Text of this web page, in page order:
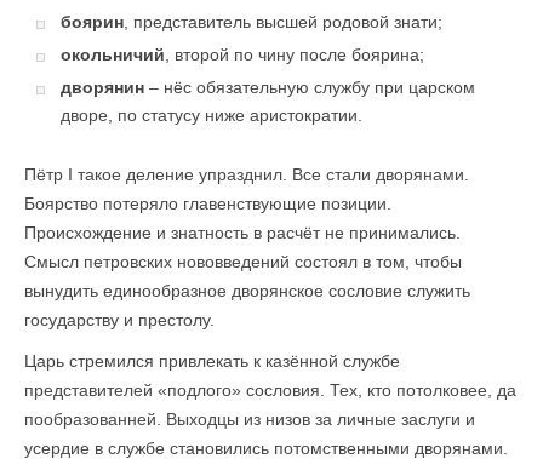
боярин, представитель высшей родовой знати;
окольничий, второй по чину после боярина;
дворянин – нёс обязательную службу при царском
дворе, по статусу ниже аристократии.
Пётр I такое деление упразднил. Все стали дворянами.
Боярство потеряло главенствующие позиции.
Происхождение и знатность в расчёт не принимались.
Смысл петровских нововведений состоял в том, чтобы
вынудить единообразное дворянское сословие служить
государству и престолу.
Царь стремился привлекать к казённой службе
представителей «подлого» сословия. Тех, кто потолковее, да
пообразованней. Выходцы из низов за личные заслуги и
усердие в службе становились потомственными дворянами.